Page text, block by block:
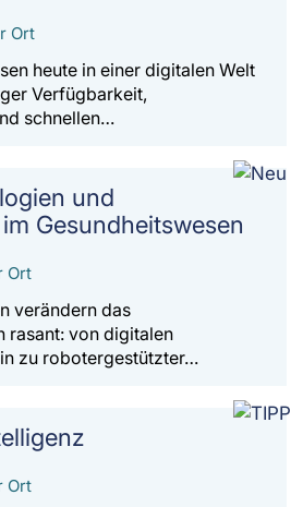
Ort
heute in einer digitalen Welt
Verfügbarkeit,
schnellen…
und
Gesundheitswesen
Ort
verändern das
rasant: von digitalen
zu robotergestützter…
Ort